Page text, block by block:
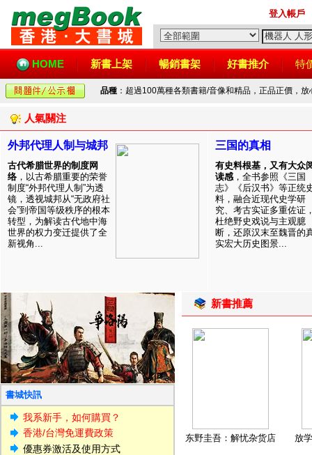
登入帳戶
HOME 新書上架 暢銷書架 好書推介 特
品種 ：超過100萬種各類書籍/音像和精品，正品正價，
人氣關注
外邦代理人制与城邦
古代希腊世界的制度网
络 ，以古希腊重要的荣誉
制度“外邦代理人制”为透
镜，透视城邦从“无政府社
会”到帝国等级秩序的根本
转型，为解读古代地中海
世界的权力变迁提供了全
新视角...
三国的真相
有史料根基，又有大众
读感 ，全书参照《三国
志》《后汉书》等正统
料，融合近现代史学研
究、考古实证多重佐证
杜绝野史戏说与主观臆
断，还原汉末至魏晋的
实宏大历史图景...
書城快訊
我系新手，如何購買？
香港/台灣免運費政策
優惠券激活及使用方式
新書推薦
东野圭吾：解忧杂货店 放